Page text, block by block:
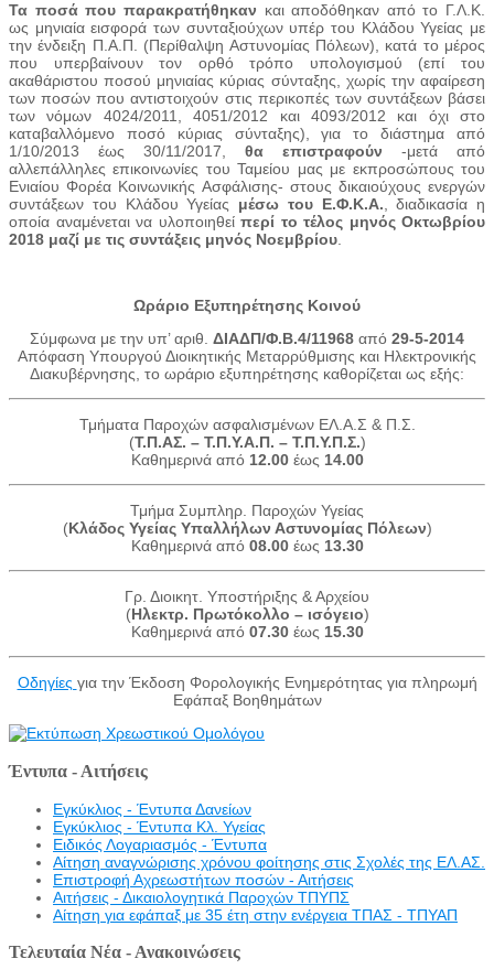
Τα ποσά που παρακρατήθηκαν και αποδόθηκαν από το Γ.Λ.Κ.
ως μηνιαία εισφορά των συνταξιούχων υπέρ του Κλάδου Υγείας με
την ένδειξη Π.Α.Π. (Περίθαλψη Αστυνομίας Πόλεων), κατά το μέρος
που υπερβαίνουν τον ορθό τρόπο υπολογισμού (επί του
ακαθάριστου ποσού μηνιαίας κύριας σύνταξης, χωρίς την αφαίρεση
των ποσών που αντιστοιχούν στις περικοπές των συντάξεων βάσει
των νόμων 4024/2011, 4051/2012 και 4093/2012 και όχι στο
καταβαλλόμενο ποσό κύριας σύνταξης), για το διάστημα από
1/10/2013 έως 30/11/2017, θα επιστραφούν -μετά από
αλλεπάλληλες επικοινωνίες του Ταμείου μας με εκπροσώπους του
Ενιαίου Φορέα Κοινωνικής Ασφάλισης- στους δικαιούχους ενεργών
συντάξεων του Κλάδου Υγείας μέσω του Ε.Φ.Κ.Α., διαδικασία η
οποία αναμένεται να υλοποιηθεί περί το τέλος μηνός Οκτωβρίου
2018 μαζί με τις συντάξεις μηνός Νοεμβρίου.
Ωράριο Εξυπηρέτησης Κοινού
Σύμφωνα με την υπ’ αριθ. ΔΙΑΔΠ/Φ.Β.4/11968 από 29-5-2014
Απόφαση Υπουργού Διοικητικής Μεταρρύθμισης και Ηλεκτρονικής
Διακυβέρνησης, το ωράριο εξυπηρέτησης καθορίζεται ως εξής:
Τμήματα Παροχών ασφαλισμένων ΕΛ.Α.Σ & Π.Σ.
(Τ.Π.ΑΣ. – Τ.Π.Υ.Α.Π. – Τ.Π.Υ.Π.Σ.)
Καθημερινά από 12.00 έως 14.00
Τμήμα Συμπληρ. Παροχών Υγείας
(Κλάδος Υγείας Υπαλλήλων Αστυνομίας Πόλεων)
Καθημερινά από 08.00έως 13.30
Γρ. Διοικητ. Υποστήριξης & Αρχείου
(Ηλεκτρ. Πρωτόκολλο – ισόγειο)
Καθημερινά από 07.30έως 15.30
Οδηγίες για την Έκδοση Φορολογικής Ενημερότητας για πληρωμή
Εφάπαξ Βοηθημάτων
Έντυπα - Αιτήσεις
Εγκύκλιος - Έντυπα Δανείων
Εγκύκλιος - Έντυπα Κλ. Υγείας
Eιδικός Λογαριασμός - Έντυπα
Αίτηση αναγνώρισης χρόνου φοίτησης στις Σχολές της ΕΛ.ΑΣ.
Επιστροφή Αχρεωστήτων ποσών - Αιτήσεις
Αιτήσεις - Δικαιολογητικά Παροχών ΤΠΥΠΣ
Αίτηση για εφάπαξ με 35 έτη στην ενέργεια ΤΠΑΣ - ΤΠΥΑΠ
Τελευταία Νέα - Ανακοινώσεις